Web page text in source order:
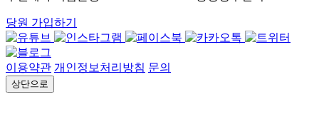
당원 가입하기
이용약관 개인정보처리방침 문의
상단으로